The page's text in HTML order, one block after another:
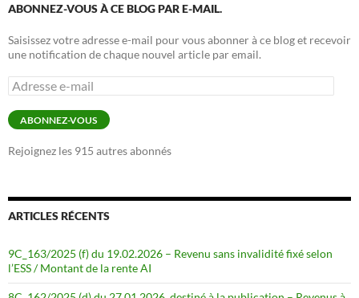
ABONNEZ-VOUS À CE BLOG PAR E-MAIL.
Saisissez votre adresse e-mail pour vous abonner à ce blog et recevoir
une notification de chaque nouvel article par email.
Adresse
e-
mail
ABONNEZ-VOUS
Rejoignez les 915 autres abonnés
ARTICLES RÉCENTS
9C_163/2025 (f) du 19.02.2026 – Revenu sans invalidité fixé selon
l’ESS / Montant de la rente AI